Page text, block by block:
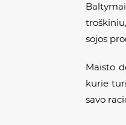
sojos
Maisto
kurie
savo